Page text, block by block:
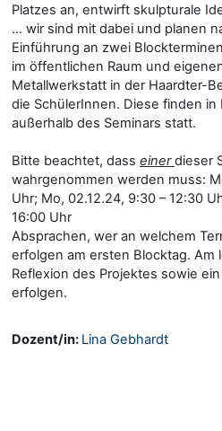
Platzes an, entwirft skulpturale
… wir sind mit dabei und planen
Einführung an zwei
im öffentlichen Raum und
Metallwerkstatt in der Haardter-
die SchülerInnen. Diese finden
außerhalb des Seminars statt.
Bitte beachtet, dass einer dieser
wahrgenommen werden muss:
Uhr; Mo, 02.12.24, 9:30 – 12:30
16:00 Uhr
Absprachen, wer an welchem
erfolgen am ersten Blocktag. Am
Reflexion des Projektes sowie
erfolgen.
Dozent/in: Lina Gebhardt